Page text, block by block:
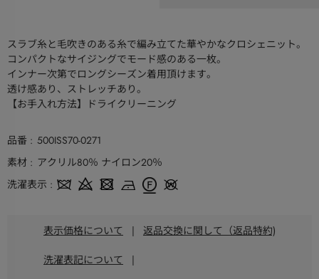
スラブ糸と毛吹きのある糸で編み立てた華やかなクロシェニット。
コンパクトなサイジングでモード感のある一枚。
インナー次第でロングシーズン着用頂けます。
透け感あり、ストレッチあり。
【お手入れ方法】ドライクリーニング
品番
500ISS70-0271
素材
アクリル80％ ナイロン20％
洗濯表示
表示価格について | 返品交換に関して（返品特約)
洗濯表記について |